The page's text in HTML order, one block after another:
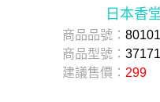
日本香
商品品號： 80101
商品型號：
建議售價： 299